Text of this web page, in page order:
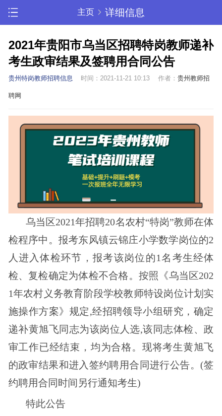
主页 详细信息
2021年贵阳市乌当区招聘特岗教师递补
考生政审结果及签聘用合同公告
贵州特岗教师招聘信息 时间：2021-11-21 10:13 作者： 贵州教师招
聘网
乌当区2021年招聘20名农村“特岗”教师在体
检程序中。报考东风镇云锦庄小学数学岗位的2
人进入体检环节，报考该岗位的1名考生经体
检、复检确定为体检不合格。按照《乌当区202
1年农村义务教育阶段学校教师特设岗位计划实
施操作方案》规定,经招聘领导小组研究，确定
递补黄旭飞同志为该岗位人选,该同志体检、政
审工作已经结束，均为合格。现将考生黄旭飞
的政审结果和进入签约聘用合同进行公告。(签
约聘用合同时间另行通知考生)
特此公告